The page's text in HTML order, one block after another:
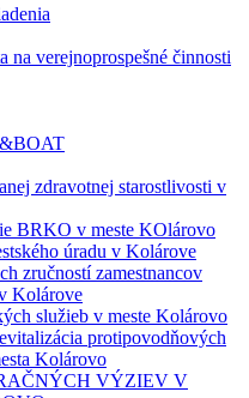
na verejnoprospešné činnosti
zdravotnej starostlivosti v
BRKO v meste KOlárovo
úradu v Kolárove
zručností zamestnancov
Kolárove
služieb v meste Kolárovo
protipovodňových
Kolárovo
VÝZIEV V